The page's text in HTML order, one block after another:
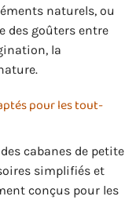
naturels, ou
des goûters entre
la
pour les tout-
cabanes de petite
simplifiés et
conçus pour les